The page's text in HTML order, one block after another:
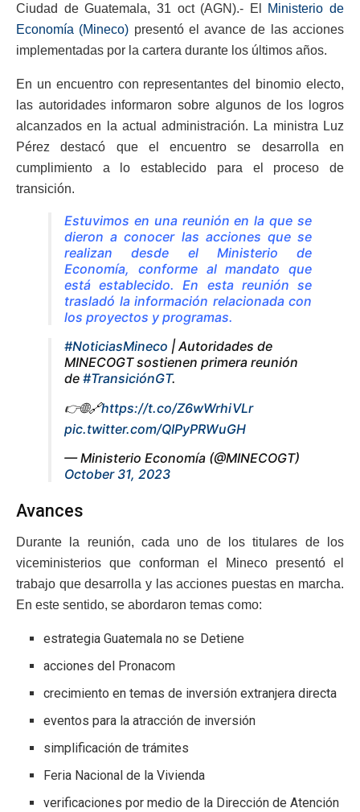
Ciudad de Guatemala, 31 oct (AGN).- El Ministerio de
Economía (Mineco) presentó el avance de las acciones
implementadas por la cartera durante los últimos años.
En un encuentro con representantes del binomio electo,
las autoridades informaron sobre algunos de los logros
alcanzados en la actual administración. La ministra Luz
Pérez destacó que el encuentro se desarrolla en
cumplimiento a lo establecido para el proceso de
transición.
Estuvimos en una reunión en la que se
dieron a conocer las acciones que se
realizan desde el Ministerio de
Economía, conforme al mandato que
está establecido. En esta reunión se
trasladó la información relacionada con
los proyectos y programas.
#NoticiasMineco | Autoridades de
MINECOGT sostienen primera reunión
de #TransiciónGT.
👉🌐🔗https://t.co/Z6wWrhiVLr
pic.twitter.com/QIPyPRWuGH
— Ministerio Economía (@MINECOGT)
October 31, 2023
Avances
Durante la reunión, cada uno de los titulares de los
viceministerios que conforman el Mineco presentó el
trabajo que desarrolla y las acciones puestas en marcha.
En este sentido, se abordaron temas como:
estrategia Guatemala no se Detiene
acciones del Pronacom
crecimiento en temas de inversión extranjera directa
eventos para la atracción de inversión
simplificación de trámites
Feria Nacional de la Vivienda
verificaciones por medio de la Dirección de Atención